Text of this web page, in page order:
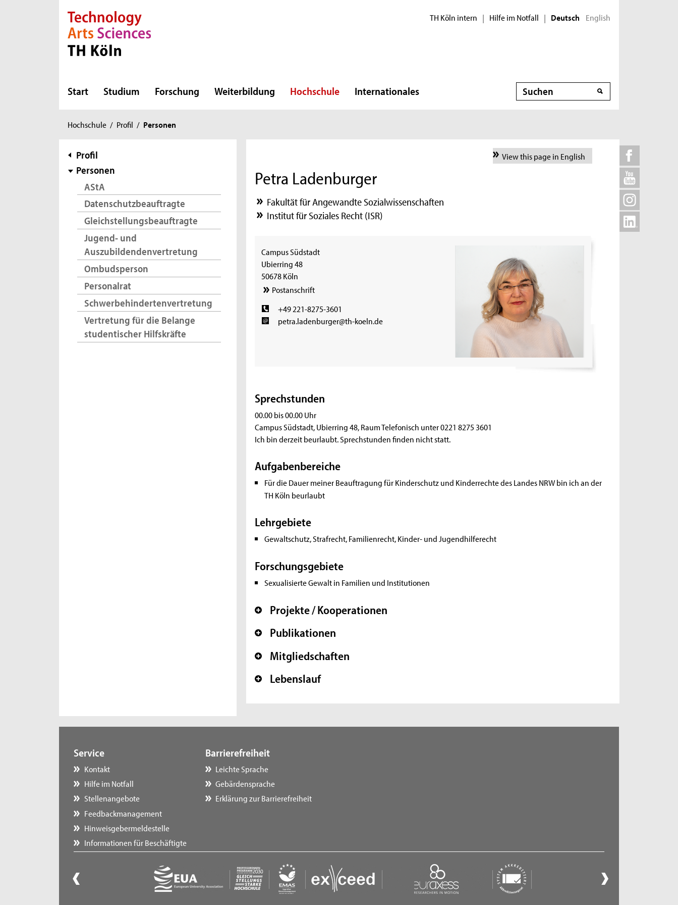
Direkt zur Hauptnavigation
Direkt zur Subnavigation
Direkt zum Inhalt
Direkt zum Fußbereich TH Köln intern | Hilfe im Notfall | Deutsch English
Start Studium Forschung Weiterbildung Hochschule Internationales Suche
Sie
hier:
Hochschule / Profil / Personen
Subnavigation
Profil
Personen
AStA
Datenschutzbeauftragte
Gleichstellungsbeauftragte
Jugend- und
Auszubildendenvertretung
Ombudsperson
Personalrat
Schwerbehindertenvertretung
Vertretung für die Belange
studentischer Hilfskräfte
View this page in English
Petra Ladenburger
Fakultät für Angewandte Sozialwissenschaften
Institut für Soziales Recht (ISR)
Campus Südstadt
Ubierring 48
50678 Köln
Postanschrift
+49 221-8275-3601
petra.ladenburger@th-koeln.de
Sprechstunden
00.00 bis 00.00 Uhr
Campus Südstadt, Ubierring 48, Raum Telefonisch unter 0221 8275 3601
Ich bin derzeit beurlaubt. Sprechstunden finden nicht statt.
Aufgabenbereiche
Für die Dauer meiner Beauftragung für Kinderschutz und Kinderrechte des Landes NRW bin ich an der
TH Köln beurlaubt
Lehrgebiete
Gewaltschutz, Strafrecht, Familienrecht, Kinder- und Jugendhilferecht
Forschungsgebiete
Sexualisierte Gewalt in Familien und Institutionen
+
Projekte / Kooperationen
+
Publikationen
+
Mitgliedschaften
+
Lebenslauf
Service
Kontakt
Hilfe im Notfall
Stellenangebote
Feedbackmanagement
Hinweisgebermeldestelle
Informationen für Beschäftigte
Barrierefreiheit
Leichte Sprache
Gebärdensprache
Erklärung zur Barrierefreiheit